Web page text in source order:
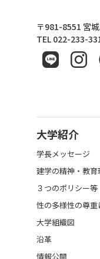
東北文化学園
〒981-8551 宮
TEL 022-233-
大学紹介
学長メッセージ
建学の精神・教育
３つのポリシー等
性の多様性の尊
大学組織図
沿革
情報公開